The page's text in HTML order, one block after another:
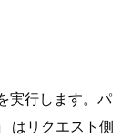
実行します。パ
はリクエスト側